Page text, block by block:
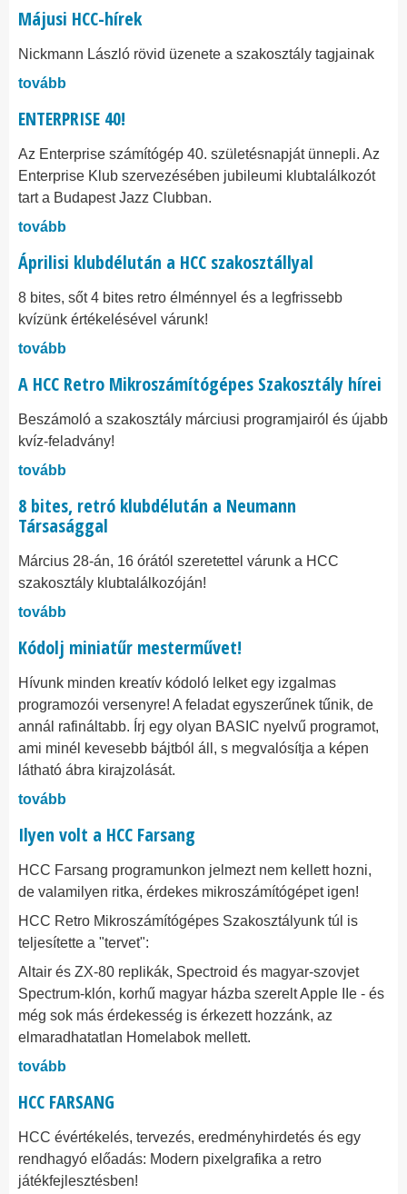
Májusi HCC-hírek
Nickmann László rövid üzenete a szakosztály tagjainak
tovább
ENTERPRISE 40!
Az Enterprise számítógép 40. születésnapját ünnepli. Az
Enterprise Klub szervezésében jubileumi klubtalálkozót
tart a Budapest Jazz Clubban.
tovább
Áprilisi klubdélután a HCC szakosztállyal
8 bites, sőt 4 bites retro élménnyel és a legfrissebb
kvízünk értékelésével várunk!
tovább
A HCC Retro Mikroszámítógépes Szakosztály hírei
Beszámoló a szakosztály márciusi programjairól és újabb
kvíz-feladvány!
tovább
8 bites, retró klubdélután a Neumann
Társasággal
Március 28-án, 16 órától szeretettel várunk a HCC
szakosztály klubtalálkozóján!
tovább
Kódolj miniatűr mesterművet!
Hívunk minden kreatív kódoló lelket egy izgalmas
programozói versenyre! A feladat egyszerűnek tűnik, de
annál rafináltabb. Írj egy olyan BASIC nyelvű programot,
ami minél kevesebb bájtból áll, s megvalósítja a képen
látható ábra kirajzolását.
tovább
Ilyen volt a HCC Farsang
HCC Farsang programunkon jelmezt nem kellett hozni,
de valamilyen ritka, érdekes mikroszámítógépet igen!
HCC Retro Mikroszámítógépes Szakosztályunk túl is
teljesítette a "tervet":
Altair és ZX-80 replikák, Spectroid és magyar-szovjet
Spectrum-klón, korhű magyar házba szerelt Apple IIe - és
még sok más érdekesség is érkezett hozzánk, az
elmaradhatatlan Homelabok mellett.
tovább
HCC FARSANG
HCC évértékelés, tervezés, eredményhirdetés és egy
rendhagyó előadás: Modern pixelgrafika a retro
játékfejlesztésben!